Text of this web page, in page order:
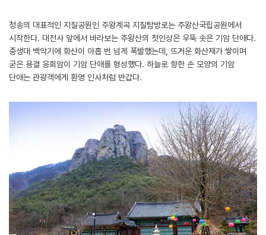
청송의 대표적인 지질공원인 주왕계곡 지질탐방로는 주왕산국립공원에서
시작한다. 대전사 앞에서 바라보는 주왕산의 첫인상은 우뚝 솟은 기암 단애다.
중생대 백악기에 화산이 아홉 번 넘게 폭발했는데, 뜨거운 화산재가 쌓이며
굳은 용결 응회암이 기암 단애를 형성했다. 하늘로 향한 손 모양의 기암
단애는 관광객에게 환영 인사처럼 반갑다.